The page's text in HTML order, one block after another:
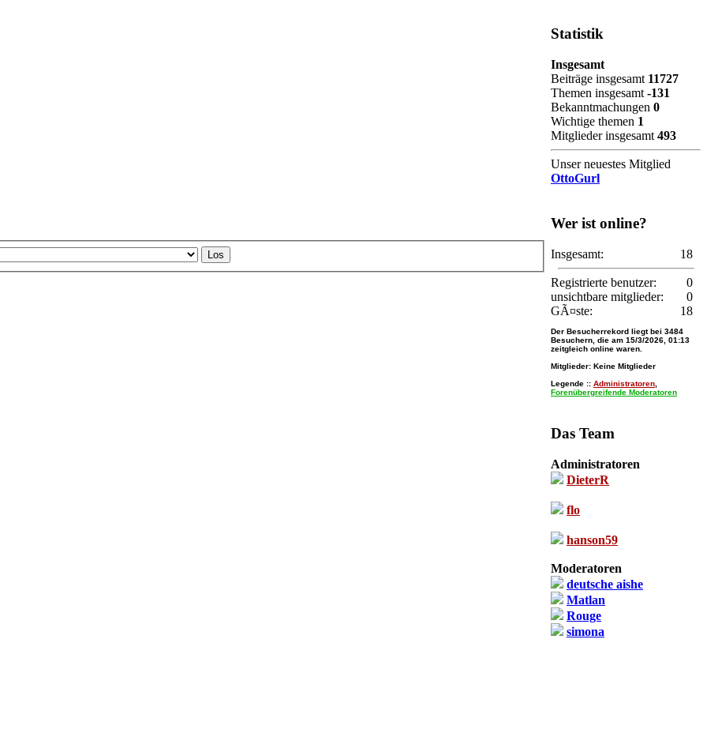
Statistik
Insgesamt
Beiträge insgesamt 11727
Themen insgesamt -131
Bekanntmachungen 0
Wichtige themen 1
Mitglieder insgesamt 493
Unser neuestes Mitglied
OttoGurl
Wer ist online?
Insgesamt: 18
Registrierte benutzer:
0
unsichtbare mitglieder:
0
GÃ¤ste:
18
Der Besucherrekord liegt bei 3484
Besuchern, die am 15/3/2026, 01:13
zeitgleich online waren.
Mitglieder: Keine Mitglieder
Legende :: Administratoren
Forenübergreifende Moderatoren
Das Team
Administratoren
DieterR
flo
hanson59
Moderatoren
deutsche aishe
Matlan
Rouge
simona